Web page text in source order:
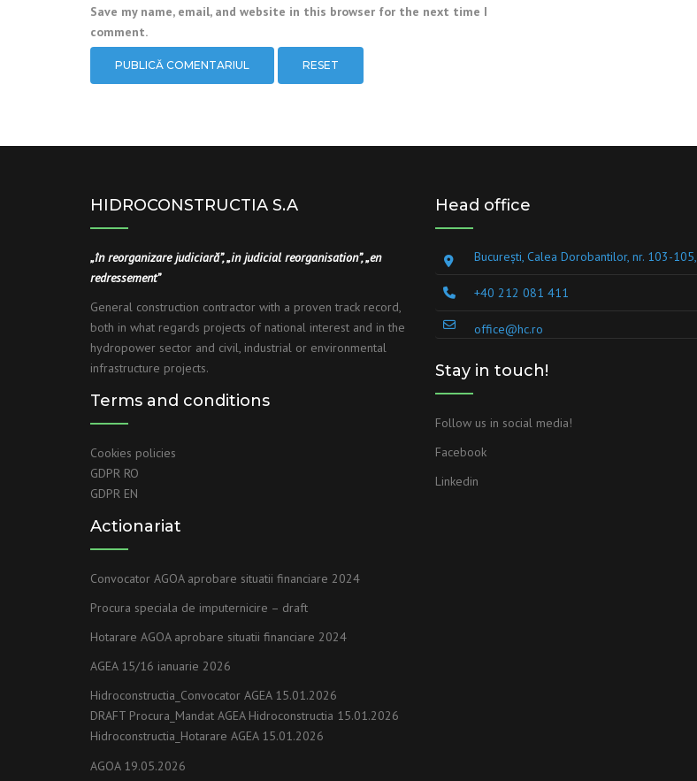
Save my name, email, and website in this browser for the next time I
comment.
RESET
HIDROCONSTRUCTIA S.A
„în reorganizare judiciară”, „in judicial reorganisation”, „en
redressement”
General construction contractor with a proven track record,
both in what regards projects of national interest and in the
hydropower sector and civil, industrial or environmental
infrastructure projects.
Terms and conditions
Cookies policies
GDPR RO
GDPR EN
Actionariat
Convocator AGOA aprobare situatii financiare 2024
Procura speciala de imputernicire – draft
Hotarare AGOA aprobare situatii financiare 2024
AGEA 15/16 ianuarie 2026
Hidroconstructia_Convocator AGEA 15.01.2026
DRAFT Procura_Mandat AGEA Hidroconstructia 15.01.2026
Hidroconstructia_Hotarare AGEA 15.01.2026
AGOA 19.05.2026
Head office
București, Calea Dorobantilor, nr. 103-
+40 212 081 411
office@hc.ro
Stay in touch!
Follow us in social media!
Facebook
Linkedin